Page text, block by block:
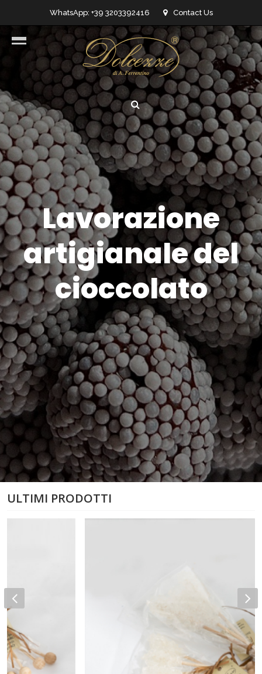
WhatsApp: +39 3203392416 Contact Us
info@dolcezzedicioccolato.it
Lavorazione
artigianale del
cioccolato
ULTIMI PRODOTTI